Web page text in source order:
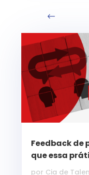
Feedback de
que essa
por Cia de